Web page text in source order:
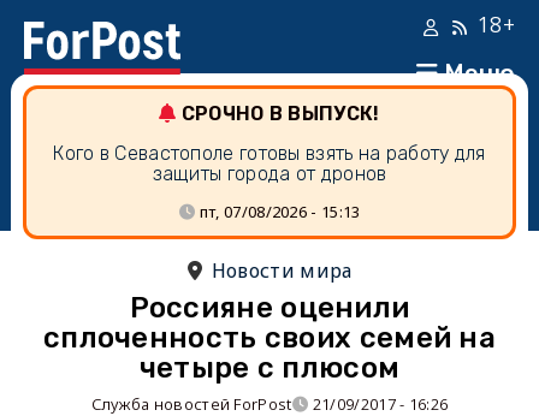
Меню
18+
СРОЧНО В ВЫПУСК!
Кого в Севастополе готовы взять на работу для
защиты города от дронов
пт, 07/08/2026 - 15:13
Новости мира
Россияне оценили
сплоченность своих семей на
четыре с плюсом
Служба новостей ForPost 21/09/2017 - 16:26